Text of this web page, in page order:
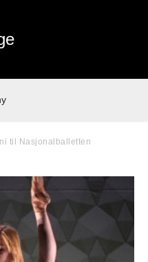
til Nasjonalballetten